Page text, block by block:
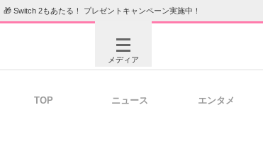
🎁 Switch 2もあたる！ プレゼントキャンペーン実施中！
メディア
TOP ニュース エンタメ